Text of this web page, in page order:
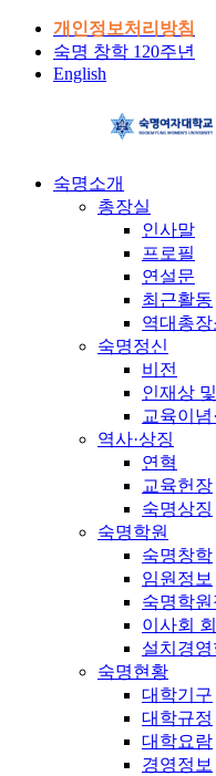
개인정보처리방침
숙명 창학 120주년
English
숙명소개
총장실
인사말
프로필
연설문
최근활동
역대총장
숙명정신
비전
인재상
교육이념
역사·상징
연혁
교육헌장
숙명상징
숙명학원
숙명창학
임원정보
숙명학
이사회
설치경영
숙명현황
대학기구
대학규정
대학요람
경영정보